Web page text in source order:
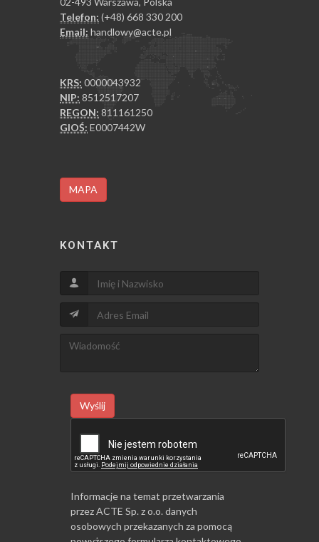
Telefon: (+48) 668 330 200
Email: handlowy@acte.pl
KRS: 0000043932
NIP: 8512517207
REGON: 811161250
GIOŚ: E0007442W
MAPA
KONTAKT
Wyślij
Informacje na temat przetwarzania
przez ACTE Sp. z o.o. danych
osobowych przekazanych za pomocą